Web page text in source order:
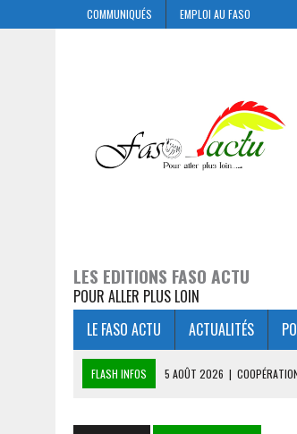
COMMUNIQUÉS EMPLOI AU FASO
LES EDITIONS FASO ACTU
POUR ALLER PLUS LOIN
LE FASO ACTU ACTUALITÉS
FLASH INFOS 5 AOÛT 2026 |